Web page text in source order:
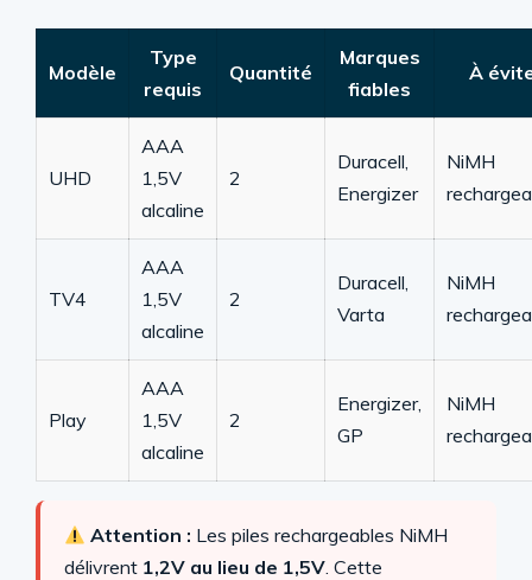
Modèle
Type
requis
Quantité
Marques
fiables
À
UHD
AAA
1,5V
alcaline
2
Duracell,
Energizer
NiMH
TV4
AAA
1,5V
alcaline
2
Duracell,
Varta
NiMH
Play
AAA
1,5V
alcaline
2
Energizer,
GP
NiMH
Attention : Les piles rechargeables NiMH
délivrent 1,2V au lieu de 1,5V. Cette